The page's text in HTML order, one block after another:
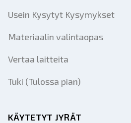
Usein Kysytyt Kysymykset
Materiaalin valintaopas
Vertaa laitteita
Tuki (Tulossa pian)
KÄYTETYT JYRÄT